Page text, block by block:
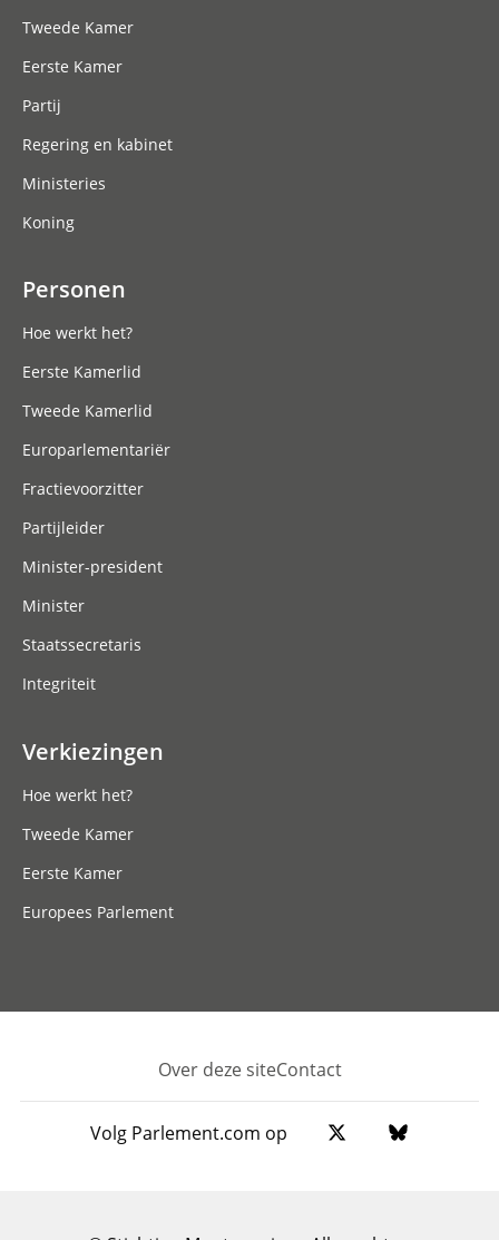
Tweede Kamer
Eerste Kamer
Partij
Regering en kabinet
Ministeries
Koning
Personen
Hoe werkt het?
Eerste Kamerlid
Tweede Kamerlid
Europarlementariër
Fractievoorzitter
Partijleider
Minister-president
Minister
Staatssecretaris
Integriteit
Verkiezingen
Hoe werkt het?
Tweede Kamer
Eerste Kamer
Europees Parlement
Footer
Over deze siteContact
Volg Parlement.com op